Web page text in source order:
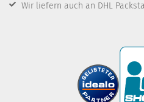
Wir liefern auch an DHL